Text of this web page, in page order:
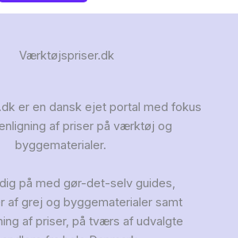
er en dansk ejet portal med fokus
af priser på værktøj og
byggematerialer.
på med gør-det-selv guides,
af grej og byggematerialer samt
af priser, på tværs af udvalgte